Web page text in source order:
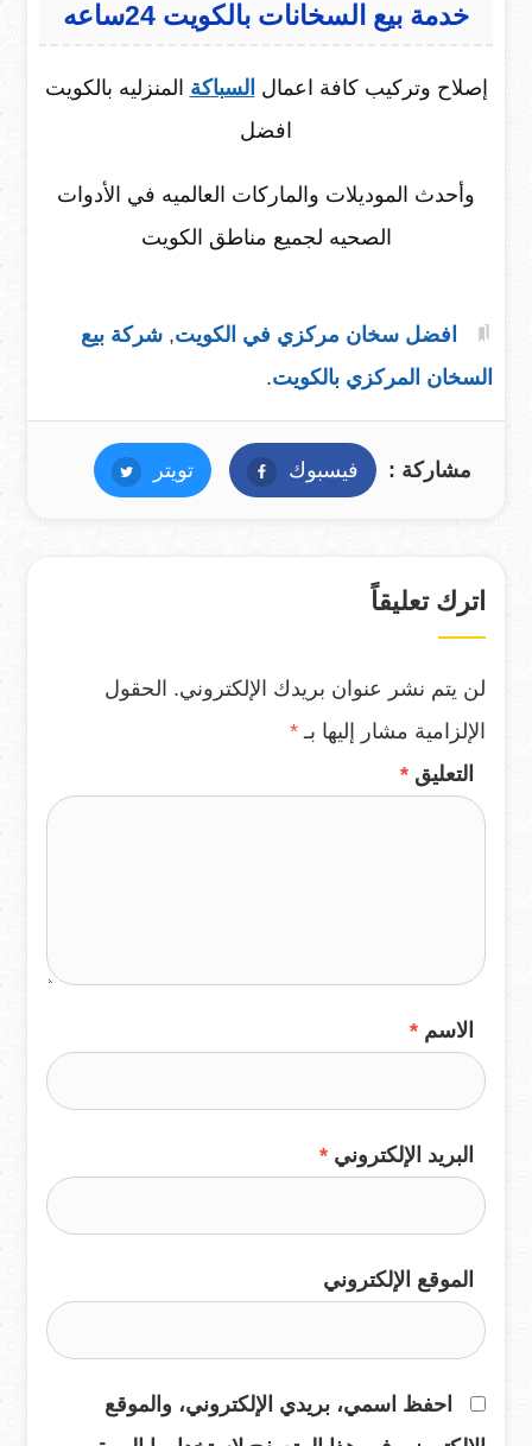
خدمة بيع السخانات بالكويت 24ساعه
إصلاح وتركيب كافة اعمال السباكة المنزليه بالكويت
افضل
وأحدث الموديلات والماركات العالميه في الأدوات
الصحيه لجميع مناطق الكويت
افضل سخان مركزي في الكويت, شركة بيع
السخان المركزي بالكويت.
مشاركة : فيسبوك فيسبوكتويتر تويتر
اترك تعليقاً
لن يتم نشر عنوان بريدك الإلكتروني. الحقول
الإلزامية مشار إليها بـ *
التعليق *
الاسم *
البريد الإلكتروني *
الموقع الإلكتروني
احفظ اسمي، بريدي الإلكتروني، والموقع